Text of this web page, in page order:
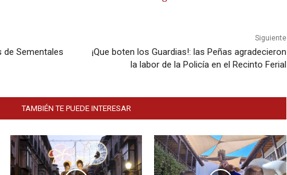
de Sementales
Siguiente
¡Que boten los Guardias!: las Peñas agradecieron
la labor de la Policía en el Recinto Ferial
TAMBIÉN TE PUEDE INTERESAR